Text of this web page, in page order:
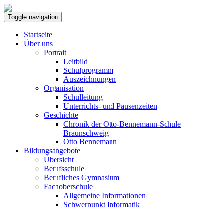
Toggle navigation
Startseite
Über uns
Portrait
Leitbild
Schulprogramm
Auszeichnungen
Organisation
Schulleitung
Unterrichts- und Pausenzeiten
Geschichte
Chronik der Otto-Bennemann-Schule
Braunschweig
Otto Bennemann
Bildungsangebote
Übersicht
Berufsschule
Berufliches Gymnasium
Fachoberschule
Allgemeine Informationen
Schwerpunkt Informatik